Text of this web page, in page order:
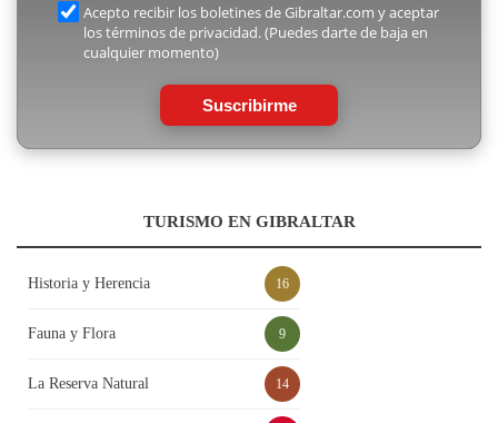
Acepto recibir los boletines de Gibraltar.com y aceptar
los términos de privacidad. (Puedes darte de baja en
cualquier momento)
Suscribirme
TURISMO EN GIBRALTAR
Historia y Herencia 16
Fauna y Flora 9
La Reserva Natural 14